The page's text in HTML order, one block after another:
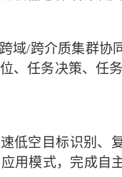
域/跨介质集群协
、任务决策、任
低空目标识别、
用模式，完成自